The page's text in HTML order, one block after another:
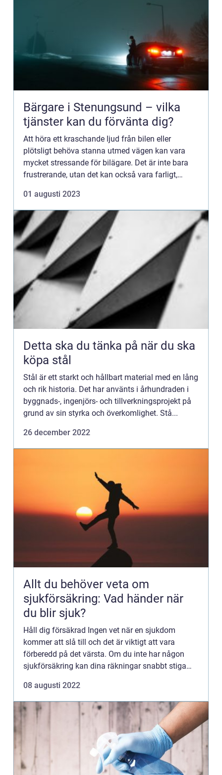
Bärgare i Stenungsund – vilka
tjänster kan du förvänta dig?
Att höra ett kraschande ljud från bilen eller
plötsligt behöva stanna utmed vägen kan vara
mycket stressande för bilägare. Det är inte bara
frustrerande, utan det kan också vara farligt,
01 augusti 2023
Detta ska du tänka på när du ska
köpa stål
Stål är ett starkt och hållbart material med en lång
och rik historia. Det har använts i århundraden i
byggnads-, ingenjörs- och tillverkningsprojekt på
grund av sin styrka och överkomlighet. Stå...
26 december 2022
Allt du behöver veta om
sjukförsäkring: Vad händer när
du blir sjuk?
Håll dig försäkrad Ingen vet när en sjukdom
kommer att slå till och det är viktigt att vara
förberedd på det värsta. Om du inte har någon
sjukförsäkring kan dina räkningar snabbt stiga
den här ar...
08 augusti 2022